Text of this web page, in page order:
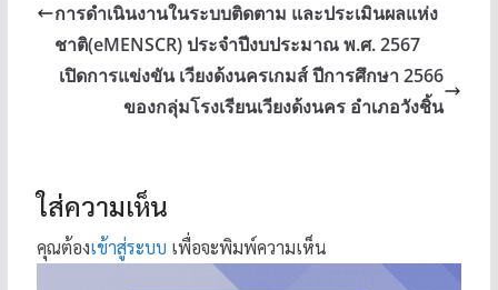
การดำเนินงานในระบบติดตาม และประเมินผลแห่ง
ชาติ(eMENSCR) ประจำปีงบประมาณ พ.ศ. 2567
เปิดการแข่งขัน เวียงด้งนครเกมส์ ปีการศึกษา 2566
ของกลุ่มโรงเรียนเวียงด้งนคร อำเภอวังชิ้น
ใส่ความเห็น
คุณต้องเข้าสู่ระบบ เพื่อจะพิมพ์ความเห็น